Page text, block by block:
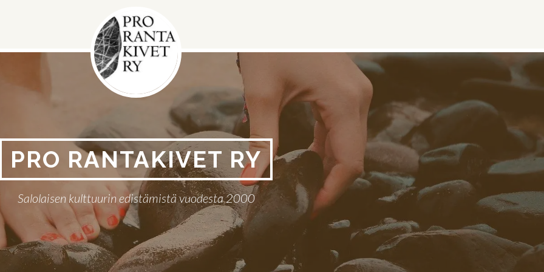
PRO RANTAKIVET RY
Salolaisen kulttuurin edistämistä vuodesta 2000